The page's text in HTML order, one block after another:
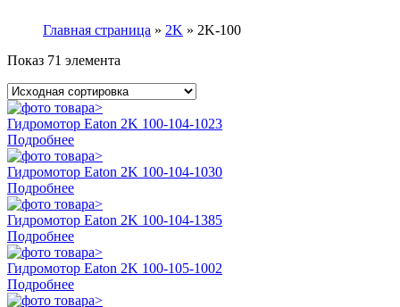
Главная страница » 2K » 2K-100
Показ 71 элемента
Гидромотор Eaton 2K 100-104-1023
Подробнее
Гидромотор Eaton 2K 100-104-1030
Подробнее
Гидромотор Eaton 2K 100-104-1385
Подробнее
Гидромотор Eaton 2K 100-105-1002
Подробнее